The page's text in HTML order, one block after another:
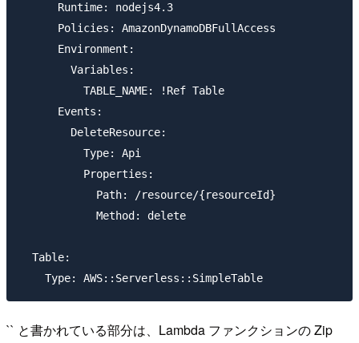
      Runtime: nodejs4.3
      Policies: AmazonDynamoDBFullAccess
      Environment:
        Variables:
          TABLE_NAME: !Ref Table
      Events:
        DeleteResource:
          Type: Api
          Properties:
            Path: /resource/{resourceId}
            Method: delete
  Table:
`` と書かれている部分は、Lambda ファンクションの Zip